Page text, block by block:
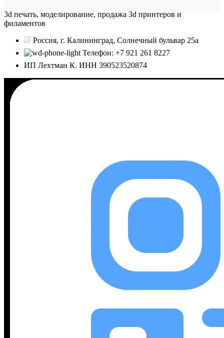
3d печать, моделирование, продажа 3d принтеров и
филаментов
Россия, г. Калининград, Солнечный бульвар 25а
Телефон: +7 921 261 8227
ИП Лехтман К. ИНН 390523520874